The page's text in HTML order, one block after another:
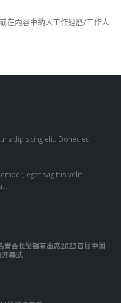
在內容中納入工作經歷/工作人
adipiscing elit. Donec eu
eget sagittis velit
誉会长吴锡有出席2023首届中国
开幕式